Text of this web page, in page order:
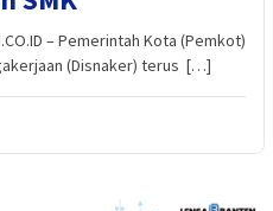
– Pemerintah Kota (Pemkot)
(Disnaker) terus […]